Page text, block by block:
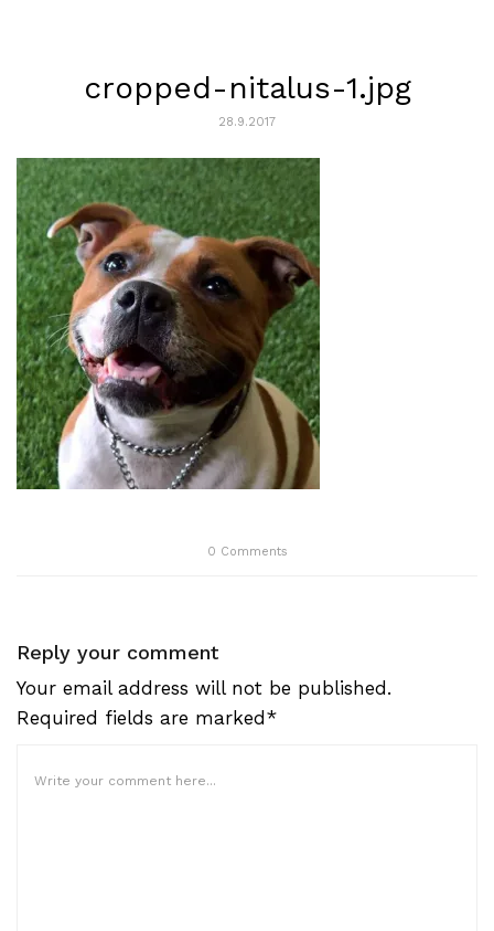
cropped-nitalus-1.jpg
28.9.2017
0 Comments
Reply your comment
Your email address will not be published.
Required fields are marked*